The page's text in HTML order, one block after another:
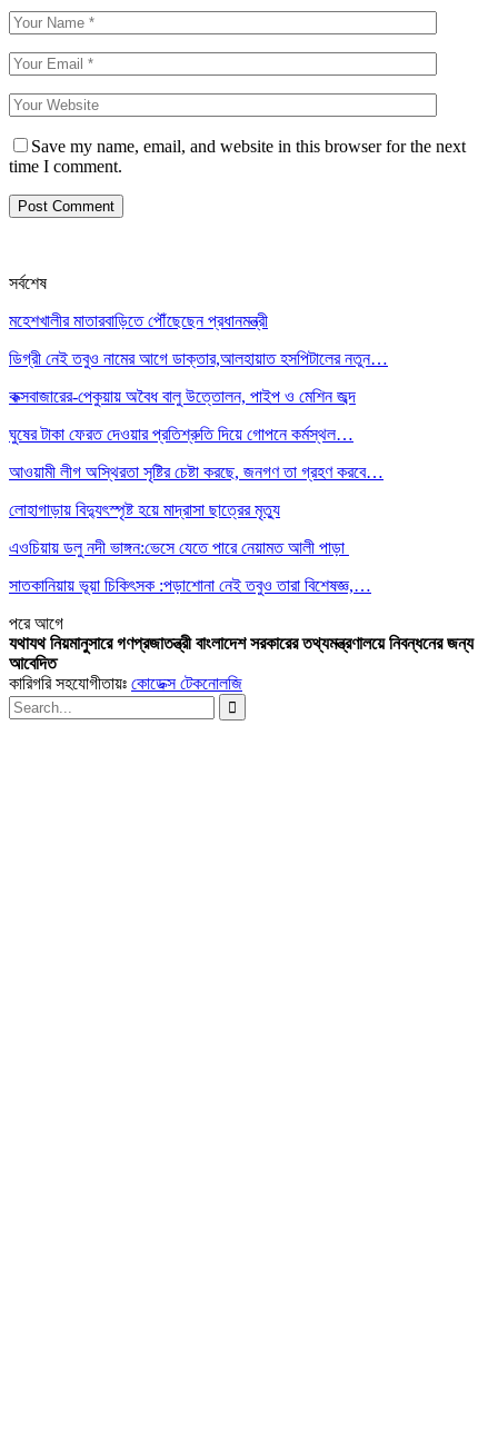
Save my name, email, and website in this browser for the next
time I comment.
সর্বশেষ
মহেশখালীর মাতারবাড়িতে পৌঁছেছেন প্রধানমন্ত্রী
ডিগ্রী নেই তবুও নামের আগে ডাক্তার,আলহায়াত হসপিটালের নতুন…
কক্সবাজারের-পেকুয়ায় অবৈধ বালু উত্তোলন, পাইপ ও মেশিন জব্দ
ঘুষের টাকা ফেরত দেওয়ার প্রতিশ্রুতি দিয়ে গোপনে কর্মস্থল…
আওয়ামী লীগ অস্থিরতা সৃষ্টির চেষ্টা করছে, জনগণ তা গ্রহণ করবে…
লোহাগাড়ায় বিদ্যুৎস্পৃষ্ট হয়ে মাদ্রাসা ছাত্রের মৃত্যু
এওচিয়ায় ডলু নদী ভাঙ্গন:ভেসে যেতে পারে নেয়ামত আলী পাড়া
সাতকানিয়ায় ভূয়া চিকিৎসক :পড়াশোনা নেই তবুও তারা বিশেষজ্ঞ,…
পরেআগে
যথাযথ নিয়মানুসারে গণপ্রজাতন্ত্রী বাংলাদেশ সরকারের তথ্যমন্ত্রণালয়ে নিবন্ধনের জন্য
আবেদিত
কারিগরি সহযোগীতায়ঃ কোডেক্স টেকনোলজি